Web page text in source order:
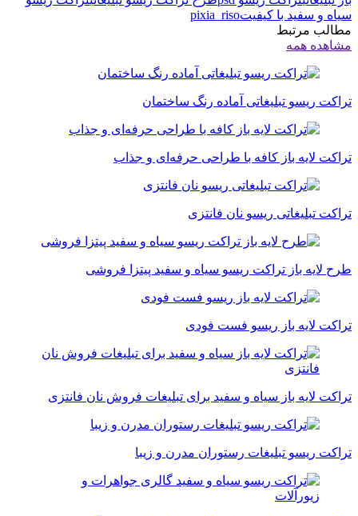
سیاه و سفید با کیفیتpixia_riso
مطالب مرتبط
مشاهده همه
تراکت ریسو تبلیغاتی آماده رنگ ساختمان
تراکت لایه باز کافه با طراحی حرفه‌ای و جذاب
تراکت تبلیغاتی ریسو نان فانتزی
طرح لایه باز تراکت ریسو سیاه و سفید پیتزا فروشی
تراکت لایه باز ریسو فست فودی
تراکت لایه باز سیاه و سفید برای تبلیغات فروش نان فانتزی
تراکت ریسو تبلیغات رستوران مدرن و زیبا